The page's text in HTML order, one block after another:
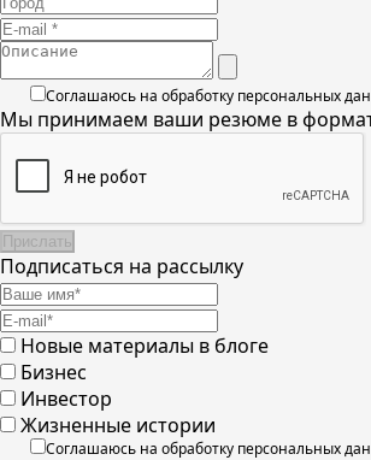
Соглашаюсь на обработку персональных
Мы принимаем ваши резюме в
Подписаться на рассылку
Новые материалы в блоге
Бизнес
Инвестор
Жизненные истории
Соглашаюсь на обработку персональных